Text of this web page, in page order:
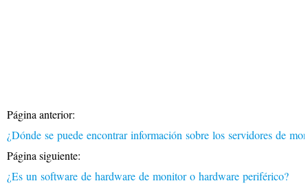
Página anterior:
¿Dónde se puede encontrar información sobre los servidores de
Página siguiente:
¿Es un software de hardware de monitor o hardware periférico?